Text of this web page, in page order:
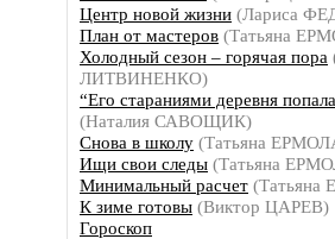
Центр новой жизни (Лариса
План от мастеров (Татьяна
Холодный сезон – горячая пора
ЛИТВИНЕНКО)
“Его стараниями деревня
(Наталия САВОЩИК)
Снова в школу (Татьяна
Ищи свои следы (Татьяна
Минимальный расчет
К зиме готовы (Виктор ЦАРЕВ)
Гороскоп